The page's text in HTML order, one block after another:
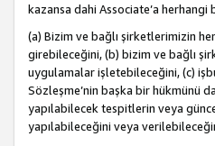
kazansa dahi Associate’a herhangi
(a) Bizim ve bağlı şirketlerimizin
girebileceğini, (b) bizim ve bağlı
uygulamalar işletebileceğini, (c)
Sözleşme’nin başka bir hükmünü
yapılabilecek tespitlerin veya
yapılabileceğini veya